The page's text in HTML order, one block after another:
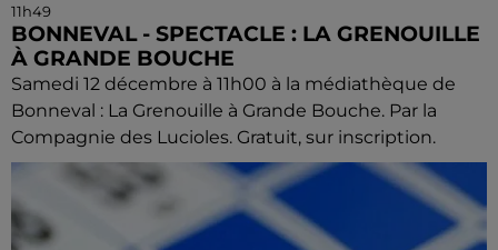
11h49
BONNEVAL - SPECTACLE : LA GRENOUILLE
À GRANDE BOUCHE
Samedi 12 décembre à 11h00 à la médiathèque de
Bonneval : La Grenouille à Grande Bouche. Par la
Compagnie des Lucioles. Gratuit, sur inscription.